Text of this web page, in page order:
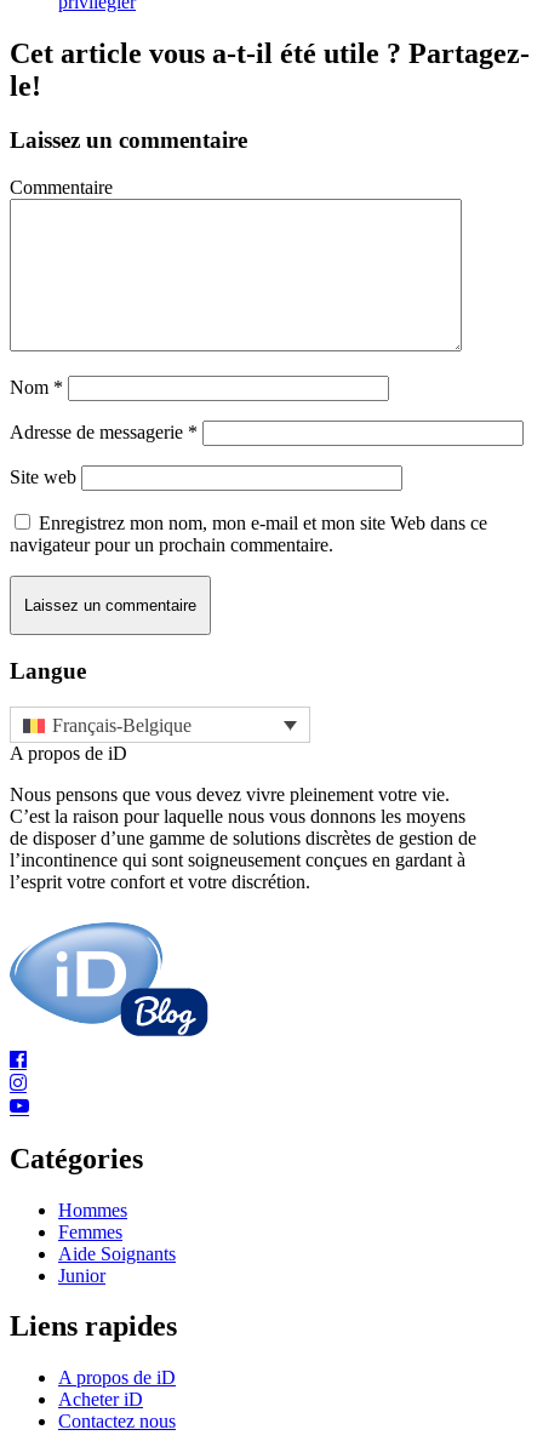
Cet article vous a-t-il été utile ? Partagez-
le!
Laissez un commentaire
Commentaire
Nom *
Adresse de messagerie *
Site web
Enregistrez mon nom, mon e-mail et mon site Web dans ce
navigateur pour un prochain commentaire.
Langue
Français-Belgique
A propos de iD
Nous pensons que vous devez vivre pleinement votre vie.
C’est la raison pour laquelle nous vous donnons les moyens
de disposer d’une gamme de solutions discrètes de gestion de
l’incontinence qui sont soigneusement conçues en gardant à
l’esprit votre confort et votre discrétion.
Catégories
Hommes
Femmes
Aide Soignants
Junior
Liens rapides
A propos de iD
Acheter iD
Contactez nous